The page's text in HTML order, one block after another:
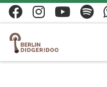
Zum Inhalt springen